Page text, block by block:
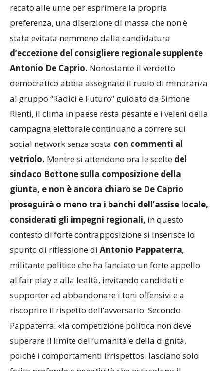
recato alle urne per esprimere la propria
preferenza, una diserzione di massa che non è
stata evitata nemmeno dalla candidatura
d’eccezione del consigliere regionale supplente
Antonio De Caprio. Nonostante il verdetto
democratico abbia assegnato il ruolo di minoranza
al gruppo “Radici e Futuro” guidato da Simone
Rienti, il clima in paese resta pesante e i veleni della
campagna elettorale continuano a correre sui
social network senza sosta con commenti al
vetriolo. Mentre si attendono ora le scelte del
sindaco Bottone sulla composizione della
giunta, e non è ancora chiaro se De Caprio
proseguirà o meno tra i banchi dell’assise locale,
considerati gli impegni regionali, in questo
contesto di forte contrapposizione si inserisce lo
spunto di riflessione di Antonio Pappaterra,
militante politico che ha lanciato un forte appello
al fair play e alla lealtà, invitando candidati e
supporter ad abbandonare i toni offensivi e a
riscoprire il rispetto dell’avversario. Secondo
Pappaterra: «la competizione politica non deve
superare il limite dell’umanità e della dignità,
poiché i comportamenti irrispettosi lasciano solo